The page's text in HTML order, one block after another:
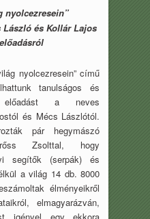
nyolcezresein”
és Kollár Lajos
című
tanulságos és
előadást a neves
és Mécs Lászlótól.
pár hegymászó
Zsolttal, hogy
segítők (serpák) és
a világ 14 db. 8000
élményeikről
elmagyarázván,